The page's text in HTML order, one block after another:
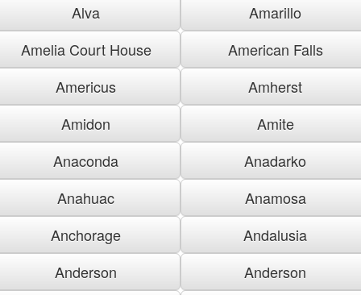
Alva
Amarillo
Amelia Court House
American Falls
Americus
Amherst
Amidon
Amite
Anaconda
Anadarko
Anahuac
Anamosa
Anchorage
Andalusia
Anderson
Anderson